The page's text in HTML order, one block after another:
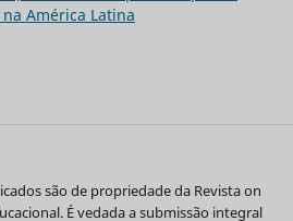
América Latina
são de propriedade da Revista on
É vedada a submissão integral